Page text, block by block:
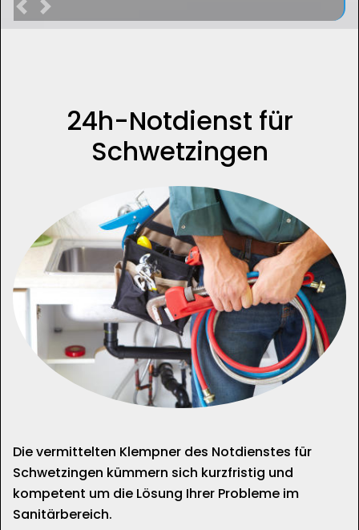
Previous
24h-Notdienst für
Schwetzingen
Die vermittelten Klempner des Notdienstes für
Schwetzingen kümmern sich kurzfristig und
kompetent um die Lösung Ihrer Probleme im
Sanitärbereich.